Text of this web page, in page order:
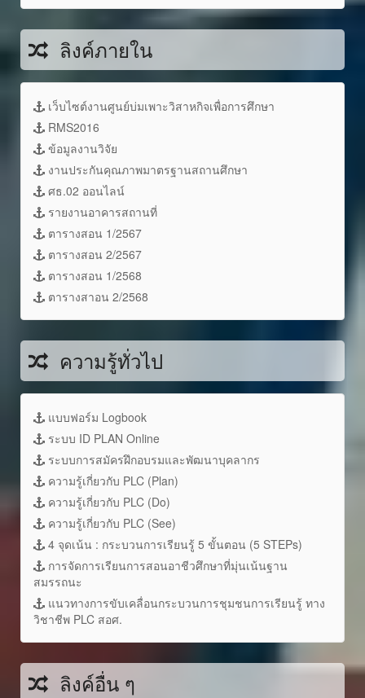
ลิงค์ภายใน
เว็บไซต์งานศูนย์บ่มเพาะวิสาหกิจเพื่อการศึกษา
RMS2016
ข้อมูลงานวิจัย
งานประกันคุณภาพมาตรฐานสถานศึกษา
ศธ.02 ออนไลน์
รายงานอาคารสถานที่
ตารางสอน 1/2567
ตารางสอน 2/2567
ตารางสอน 1/2568
ตารางสาอน 2/2568
ความรู้ทั่วไป
แบบฟอร์ม Logbook
ระบบ ID PLAN Online
ระบบการสมัครฝึกอบรมและพัฒนาบุคลากร
ความรู้เกี่ยวกับ PLC (Plan)
ความรู้เกี่ยวกับ PLC (Do)
ความรู้เกี่ยวกับ PLC (See)
4 จุดเน้น : กระบวนการเรียนรู้ 5 ขั้นตอน (5 STEPs)
การจัดการเรียนการสอนอาชีวศึกษาที่มุ่นเน้นฐาน
สมรรถนะ
แนวทางการขับเคลื่อนกระบวนการชุมชนการเรียนรู้ ทาง
วิชาชีพ PLC สอศ.
ลิงค์อื่น ๆ